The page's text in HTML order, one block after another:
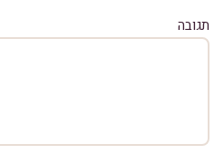
תגובה